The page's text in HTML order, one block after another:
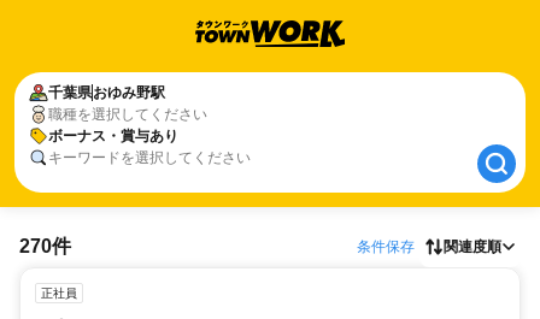
千葉県おゆみ野駅
職種を選択してください
ボーナス・賞与あり
キーワードを選択してください
千葉県おゆみ野駅
ボーナス・賞与あり
270件 条件保存 関連度順
正社員